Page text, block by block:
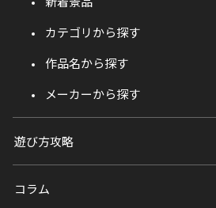
カテゴリから探す
作品名から探す
メーカーから探す
遊び方攻略
コラム